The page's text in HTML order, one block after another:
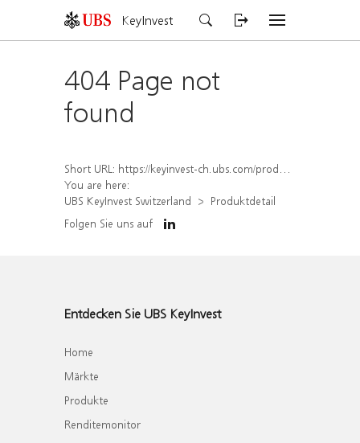
KeyInvest
404 Page not
found
Short URL: https://keyinvest-ch.ubs.com/produkt/detail/index/isin/CH1554889753
You are here:
UBS KeyInvest Switzerland
Produktdetail
Folgen Sie uns auf
Entdecken Sie UBS KeyInvest
Home
Märkte
Produkte
Renditemonitor